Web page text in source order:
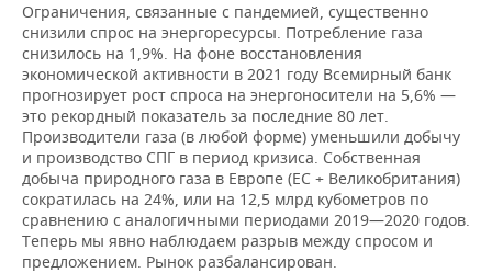
ХОККЕЙ С МЯЧОМ
ПРОИСШЕСТВИЯ
Ограничения, связанные с пандемией, существенно
снизили спрос на энергоресурсы. Потребление газа
снизилось на 1,9%. На фоне восстановления
экономической активности в 2021 году Всемирный банк
прогнозирует рост спроса на энергоносители на 5,6% —
это рекордный показатель за последние 80 лет.
Производители газа (в любой форме) уменьшили добычу
и производство СПГ в период кризиса. Собственная
добыча природного газа в Европе (ЕС + Великобритания)
сократилась на 24%, или на 12,5 млрд кубометров по
сравнению с аналогичными периодами 2019—2020 годов.
Теперь мы явно наблюдаем разрыв между спросом и
предложением. Рынок разбалансирован.